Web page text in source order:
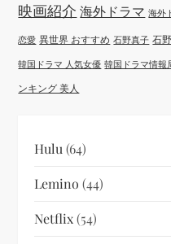
映画紹介 海外ドラマ 海外
恋愛 異世界 おすすめ 石野真子 石
韓国ドラマ 人気女優 韓国ドラマ情報
ンキング 美人
Hulu (64)
Lemino (44)
Netflix(54)